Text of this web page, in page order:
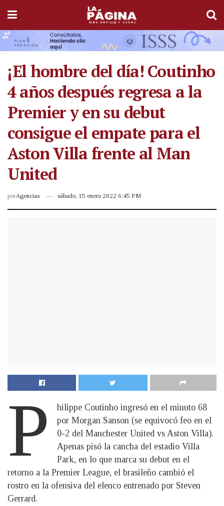
¡El hombre del día! Coutinho
4 años después regresa a la
Premier y en su debut
consigue el empate para el
Aston Villa frente al Man
United
porAgencias sábado, 15 enero 2022 6:45 PM
P
hilippe Coutinho ingresó en el minuto 68
por Morgan Sanson (se equivocó feo en el
0-2 del Manchester United vs Aston Villa).
Apenas pisó la cancha del estadio Villa
Park, en lo que marca su debut en el
retorno a la Premier League, el brasileño cambió el
rostro en la ofensiva del elenco entrenado por Steven
Gerrard.